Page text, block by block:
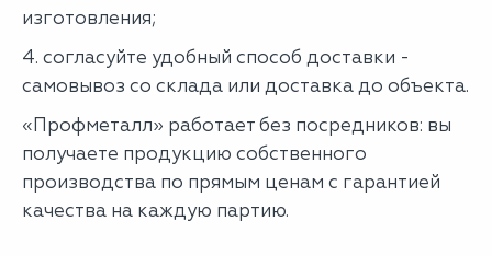
изготовления;
4. согласуйте удобный способ доставки -
самовывоз со склада или доставка до объекта.
«Профметалл» работает без посредников: вы
получаете продукцию собственного
производства по прямым ценам с гарантией
качества на каждую партию.